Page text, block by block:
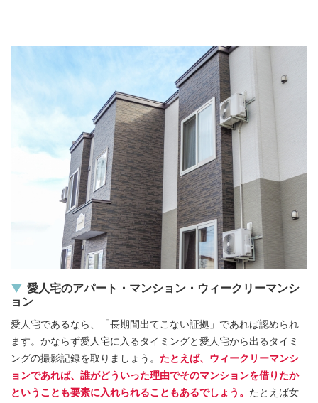
愛人宅のアパート・マンション・ウィークリーマンシ
ョン
愛人宅であるなら、「長期間出てこない証拠」であれば認められ
ます。かならず愛人宅に入るタイミングと愛人宅から出るタイミ
ングの撮影記録を取りましょう。 たとえば、ウィークリーマンシ
ョンであれば、誰がどういった理由でそのマンションを借りたか
ということも要素に入れられることもあるでしょう。 たとえば女